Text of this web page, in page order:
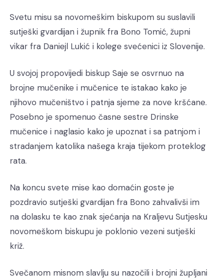
Svetu misu sa novomeškim biskupom su suslavili
sutješki gvardijan i župnik fra Bono Tomić, župni
vikar fra Daniejl Lukić i kolege svećenici iz Slovenije.
U svojoj propovijedi biskup Saje se osvrnuo na
brojne mučenike i mučenice te istakao kako je
njihovo mučeništvo i patnja sjeme za nove kršćane.
Posebno je spomenuo časne sestre Drinske
mučenice i naglasio kako je upoznat i sa patnjom i
stradanjem katolika našega kraja tijekom proteklog
rata.
Na koncu svete mise kao domaćin goste je
pozdravio sutješki gvardijan fra Bono zahvalivši im
na dolasku te kao znak sjećanja na Kraljevu Sutjesku
novomeškom biskupu je poklonio vezeni sutješki
križ.
Svečanom misnom slavlju su nazočili i brojni župljani